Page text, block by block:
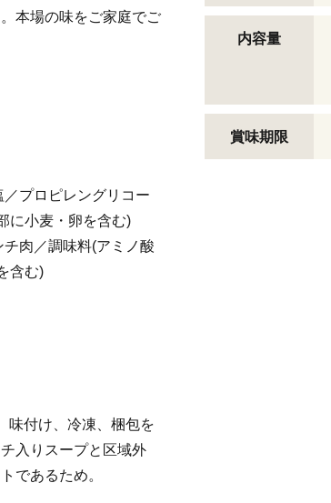
本場の味をご家庭でご
プロピレングリコー
に小麦・卵を含む)
肉／調味料(アミノ酸
含む)
味付け、冷凍、梱包を
入りスープと区域外
であるため。
内容量
賞味期限